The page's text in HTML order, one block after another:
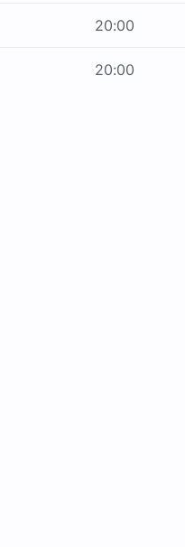
20:00
20:00